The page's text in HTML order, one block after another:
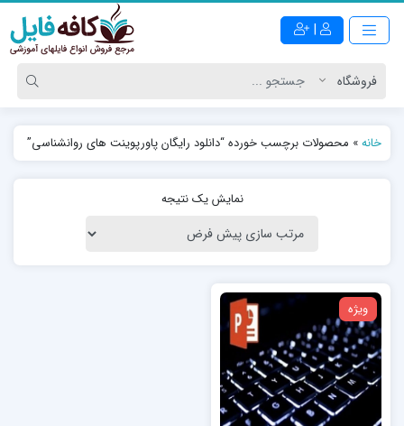
|
خانه» محصولات برچسب خورده “دانلود رایگان پاورپوینت های روانشناسی”
نمایش یک نتیجه
ویژه